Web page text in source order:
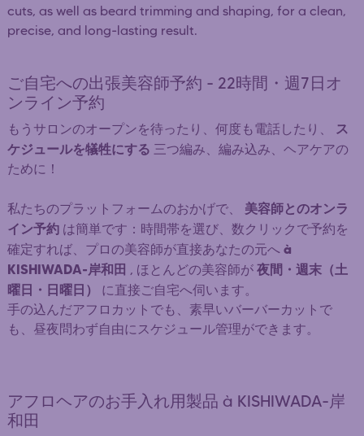
cuts, as well as beard trimming and shaping, for a clean,
precise, and long-lasting result.
ご自宅への出張美容師予約 - 22時間・週7日オ
ンライン予約
もうサロンのオープンを待ったり、何度も電話したり、 ス
ケジュールを犠牲にする 三つ編み、編み込み、ヘアケアの
ために！
私たちのプラットフォームのおかげで、 美容師とのオンラ
イン予約 は簡単です：時間帯を選び、数クリックで予約を
確定すれば、プロの美容師が直接あなたの元へ à
KISHIWADA-岸和田 , ほとんどの美容師が 夜間・週末（土
曜日・日曜日）
に直接ご自宅へ伺います。
手の込んだアフロカットでも、素早いバーバーカットで
も、昼夜問わず自由にスケジュール管理ができます。
アフロヘアのお手入れ用製品 à KISHIWADA-岸
和田